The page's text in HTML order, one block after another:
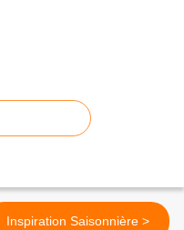
Inspiration Saisonnière >